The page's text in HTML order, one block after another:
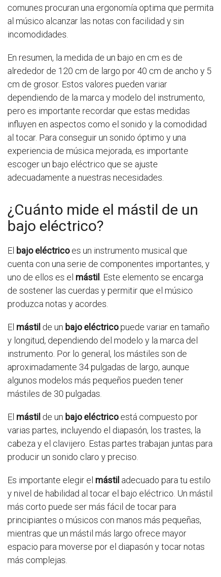
comunes procuran una ergonomía optima que permita
al músico alcanzar las notas con facilidad y sin
incomodidades.
En resumen, la medida de un bajo en cm es de
alrededor de 120 cm de largo por 40 cm de ancho y 5
cm de grosor. Estos valores pueden variar
dependiendo de la marca y modelo del instrumento,
pero es importante recordar que estas medidas
influyen en aspectos como el sonido y la comodidad
al tocar. Para conseguir un sonido óptimo y una
experiencia de música mejorada, es importante
escoger un bajo eléctrico que se ajuste
adecuadamente a nuestras necesidades.
¿Cuánto mide el mástil de un
bajo eléctrico?
El bajo eléctricoes un instrumento musical que
cuenta con una serie de componentes importantes, y
uno de ellos es el mástil . Este elemento se encarga
de sostener las cuerdas y permitir que el músico
produzca notas y acordes.
El mástil de un bajo eléctricopuede variar en tamaño
y longitud, dependiendo del modelo y la marca del
instrumento. Por lo general, los mástiles son de
aproximadamente 34 pulgadas de largo, aunque
algunos modelos más pequeños pueden tener
mástiles de 30 pulgadas.
El mástil de un bajo eléctricoestá compuesto por
varias partes, incluyendo el diapasón, los trastes, la
cabeza y el clavijero. Estas partes trabajan juntas para
producir un sonido claro y preciso.
Es importante elegir el mástil adecuado para tu estilo
y nivel de habilidad al tocar el bajo eléctrico. Un mástil
más corto puede ser más fácil de tocar para
principiantes o músicos con manos más pequeñas,
mientras que un mástil más largo ofrece mayor
espacio para moverse por el diapasón y tocar notas
más complejas.